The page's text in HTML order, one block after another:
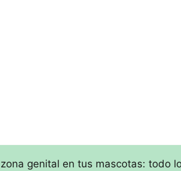
genital en tus mascotas: todo